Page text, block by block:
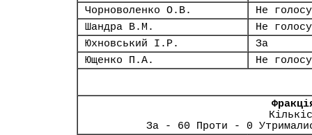
Чорноволенко О.В.
Не
Шандра В.М.
Не
Юхновський І.Р.
За
Ющенко П.А.
Не
За - 60 Проти - 0